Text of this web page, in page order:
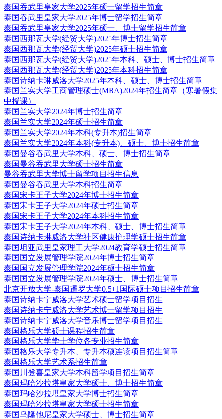
泰国吞武里皇家大学2025年硕士留学招生简章
泰国吞武里皇家大学2025年博士留学招生简章
泰国吞武里皇家大学2025年硕士、博士留学招生简章
泰国西那瓦大学(经贸大学)2025年博士招生简章
泰国西那瓦大学(经贸大学)2025年硕士招生简章
泰国西那瓦大学(经贸大学)2025年本科、硕士、博士招生简章
泰国西那瓦大学(经贸大学)2025年本科招生简章
泰国诗纳卡琳威洛大学2025年本科、硕士、博士招生简章
泰国兰实大学工商管理硕士(MBA)2024年招生简章（寒暑假集
中授课）
泰国兰实大学2024年博士招生简章
泰国兰实大学2024年硕士招生简章
泰国兰实大学2024年本科(专升本)招生简章
泰国兰实大学2024年本科(专升本)、硕士、博士招生简章
泰国曼谷吞武里大学本科、硕士、博士招生简章
泰国曼谷吞武里大学硕士招生简章
曼谷吞武里大学博士留学项目招生信息
泰国曼谷吞武里大学本科招生简章
泰国宋卡王子大学2024年博士招生简章
泰国宋卡王子大学2024年硕士招生简章
泰国宋卡王子大学2024年本科招生简章
泰国宋卡王子大学2024年本科、硕士、博士招生简章
泰国诗纳卡琳威洛大学社区健康护理学硕士招生简章
泰国坦亚武里皇家理工大学2024教育学硕士招生简章
泰国国立发展管理学院2024年博士招生简章
泰国国立发展管理学院2024年硕士招生简章
泰国国立发展管理学院2024年硕士、博士招生简章
北京开放大学-泰国暹罗大学0.5+1国际硕士项目招生简章
泰国诗纳卡宁威洛大学艺术硕士留学项目招生
泰国诗纳卡宁威洛大学艺术博士留学项目招生
泰国诗纳卡宁威洛大学音乐博士留学项目招生
泰国格乐大学硕士课程招生简章
泰国格乐大学学士学位各专业招生简章
泰国格乐大学专升本、专升本硕连读项目招生简章
泰国格乐大学艺术系招生简章
泰国川登喜皇家大学本科留学项目招生简章
泰国玛哈沙拉堪皇家大学硕士、博士招生简章
泰国玛哈沙拉堪皇家大学博士招生简章
泰国玛哈沙拉堪皇家大学硕士招生简章
泰国乌隆他尼皇家大学硕士、博士招生简章